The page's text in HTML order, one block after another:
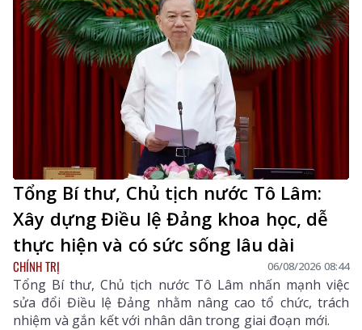
Tổng Bí thư, Chủ tịch nước Tô Lâm:
Xây dựng Điều lệ Đảng khoa học, dễ
thực hiện và có sức sống lâu dài
CHÍNH TRỊ 06/08/2026 08:44
Tổng Bí thư, Chủ tịch nước Tô Lâm nhấn mạnh việc
sửa đổi Điều lệ Đảng nhằm nâng cao tổ chức, trách
nhiệm và gắn kết với nhân dân trong giai đoạn mới.